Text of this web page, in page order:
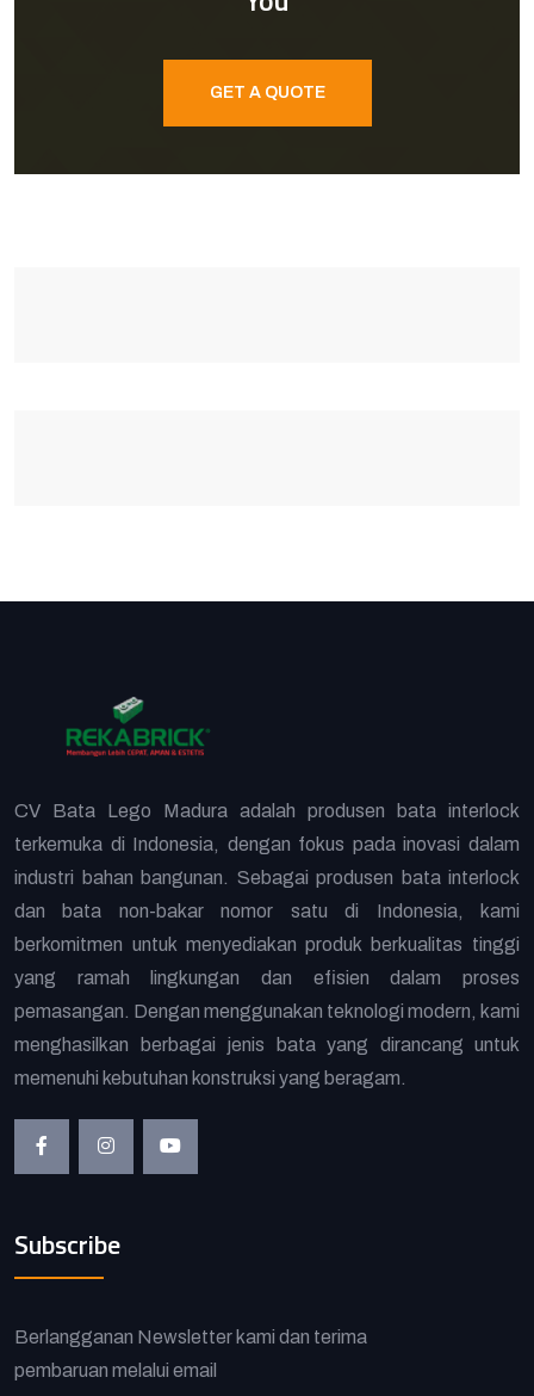
GET A QUOTE
CV Bata Lego Madura adalah produsen bata interlock
terkemuka di Indonesia, dengan fokus pada inovasi dalam
industri bahan bangunan. Sebagai produsen bata interlock
dan bata non-bakar nomor satu di Indonesia, kami
berkomitmen untuk menyediakan produk berkualitas tinggi
yang ramah lingkungan dan efisien dalam proses
pemasangan. Dengan menggunakan teknologi modern, kami
menghasilkan berbagai jenis bata yang dirancang untuk
memenuhi kebutuhan konstruksi yang beragam.
Subscribe
Berlangganan Newsletter kami dan terima
pembaruan melalui email